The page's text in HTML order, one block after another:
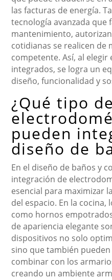
las facturas de energía.
tecnología avanzada que
mantenimiento,
cotidianas se realicen de
competente. Así, al
integrados, se logra un
diseño, funcionalidad y
¿Qué tipo de
pueden
diseño de
En el diseño de baños y
integración de
esencial para maximizar
del espacio. En la
como hornos
de apariencia elegante
dispositivos no solo
sino que también
combinar con los
creando un ambiente